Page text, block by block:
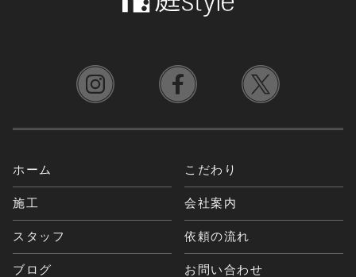
ホーム こだわり
施工 会社案内
スタッフ 依頼の流れ
ブログ お問い合わせ